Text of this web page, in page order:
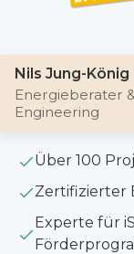
Nils Jung-König
Energieberater
Engineering
Über 100
Zertifizierter
Experte für